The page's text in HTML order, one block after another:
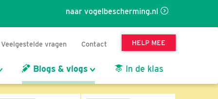
naar vogelbescherming.nl
Veelgestelde vragen Contact HELP MEE
Blogs & vlogs In de klas